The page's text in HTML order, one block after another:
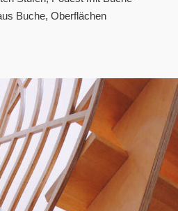
Buche, Oberflächen